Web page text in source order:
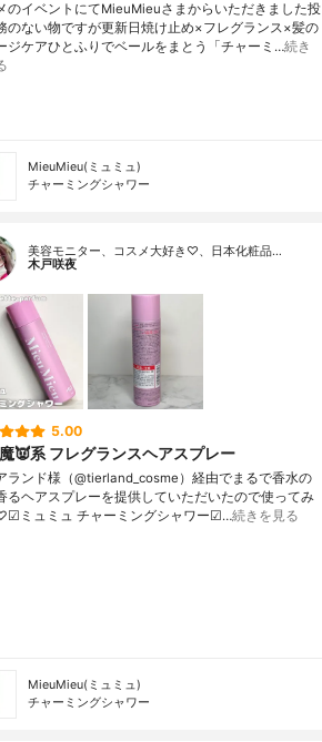
のイベントにてMieuMieuさまからいただきました投
のない物ですが更新日焼け止め×フレグランス×髪の
ジケアひとふりでベールをまとう「チャーミ…続き
MieuMieu(ミュミュ)
チャーミングシャワー
美容モニター、コスメ大好き♡、日本化粧品…
木戸咲夜
5.00
👿系 フレグランスヘアスプレー
ランド様（@tierland_cosme）経由でまるで香水の
るヘアスプレーを提供していただいたので使ってみ
ミュミュ チャーミングシャワー☑…続きを見る
MieuMieu(ミュミュ)
チャーミングシャワー